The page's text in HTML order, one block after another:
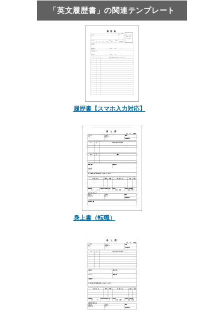
「英文履歴書」の関連テンプレート
履歴書【スマホ入力対応】
身上書（転職）